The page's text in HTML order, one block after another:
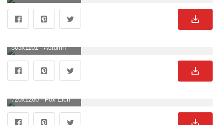
803x1101 - Autumn scenes, Animals beautiful, Autumn trees. Eichhornchen Hintergrund .
720x1280 - Fox Eichhörnchen Android Phone HD Samsung Galaxy S3 J3 J4 J Meizu M Sony Xperia L1 L2 Hintergrundbilder, Fox Eichhörnchen HD Bilder, 720x1280 Fotos Kostenlos Herunterladen. Eichhornchen Hintergrundbild für Handy.